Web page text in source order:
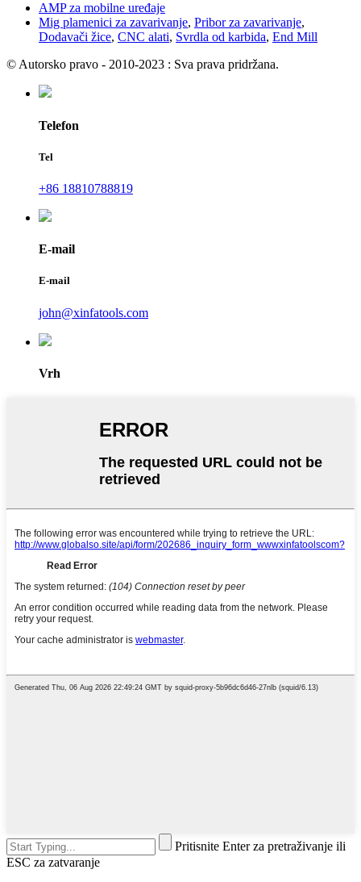
AMP za mobilne uređaje
Mig plamenici za zavarivanje, Pribor za zavarivanje,
Dodavači žice, CNC alati, Svrdla od karbida, End Mill
© Autorsko pravo - 2010-2023 : Sva prava pridržana.
Telefon
Tel
+86 18810788819
E-mail
E-mail
john@xinfatools.com
Vrh
Pritisnite Enter za pretraživanje ili
ESC za zatvaranje